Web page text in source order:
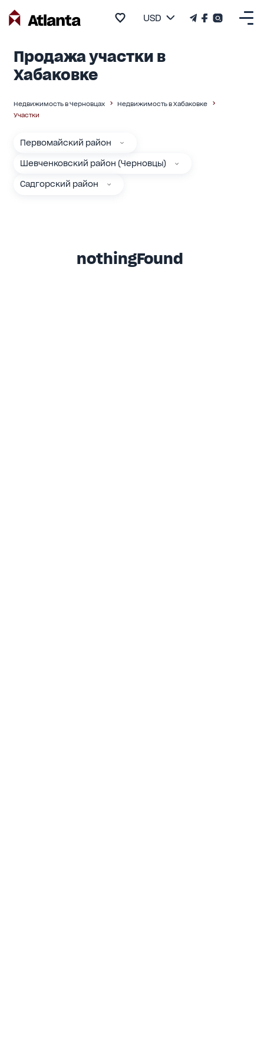
USD
Продажа участки в
Хабаковке
Недвижимость в Черновцах
Недвижимость в Хабаковке
Участки
Первомайский район
Шевченковский район (Черновцы)
Садгорский район
nothingFound